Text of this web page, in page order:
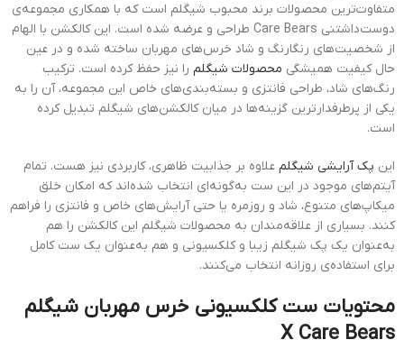
متفاوت‌ترین محصولات برند محبوب شیگلم است که با همکاری مجموعه‌ی
دوست‌داشتنی Care Bears طراحی و عرضه شده است. این کالکشن با الهام
از شخصیت‌های رنگارنگ و شاد خرس‌های مهربان ساخته شده و در عین
حال کیفیت همیشگی محصولات شیگلم را نیز حفظ کرده است. ترکیب
رنگ‌های شاد، طراحی فانتزی و بسته‌بندی‌های خاص این مجموعه، آن را به
یکی از پرطرفدارترین گزینه‌ها در میان کالکشن‌های شیگلم تبدیل کرده
است.
این پک آرایشی شیگلم علاوه بر جذابیت ظاهری، کاربردی نیز هست. تمام
آیتم‌های موجود در این ست به‌گونه‌ای انتخاب شده‌اند که امکان خلق
میکاپ‌های متنوع، شاد و روزمره یا حتی آرایش‌های خاص و فانتزی را فراهم
کنند. بسیاری از علاقه‌مندان به محصولات شیگلم این کالکشن را هم
به‌عنوان یک پک شیگلم زیبا و کلکسیونی و هم به‌عنوان یک ست کامل
برای استفاده‌ی روزانه انتخاب می‌کنند.
محتویات ست کلکسیونی خرس مهربان شیگلم
X Care Bears